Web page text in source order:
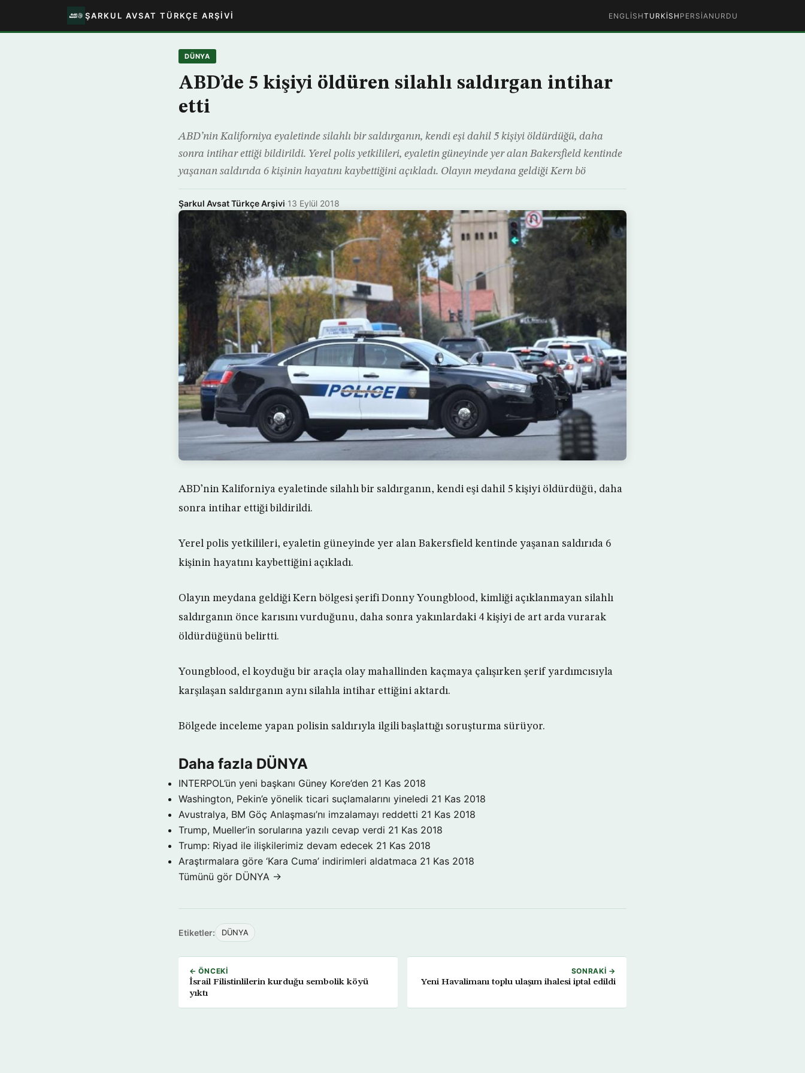
ŞARKUL AVSAT TÜRKÇE ARŞIVI ENGLISHTURKISH PERSIAN URDU
DÜNYA
ABD’de 5 kişiyi öldüren silahlı saldırgan intihar
etti
ABD’nin Kaliforniya eyaletinde silahlı bir saldırganın, kendi eşi dahil 5 kişiyi öldürdüğü, daha
sonra intihar ettiği bildirildi. Yerel polis yetkilileri, eyaletin güneyinde yer alan Bakersfield kentinde
yaşanan saldırıda 6 kişinin hayatını kaybettiğini açıkladı. Olayın meydana geldiği Kern bö
Şarkul Avsat Türkçe Arşivi·13 Eylül 2018
ABD’nin Kaliforniya eyaletinde silahlı bir saldırganın, kendi eşi dahil 5 kişiyi öldürdüğü, daha
sonra intihar ettiği bildirildi.
Yerel polis yetkilileri, eyaletin güneyinde yer alan Bakersfield kentinde yaşanan saldırıda 6
kişinin hayatını kaybettiğini açıkladı.
Olayın meydana geldiği Kern bölgesi şerifi Donny Youngblood, kimliği açıklanmayan silahlı
saldırganın önce karısını vurduğunu, daha sonra yakınlardaki 4 kişiyi de art arda vurarak
öldürdüğünü belirtti.
Youngblood, el koyduğu bir araçla olay mahallinden kaçmaya çalışırken şerif yardımcısıyla
karşılaşan saldırganın aynı silahla intihar ettiğini aktardı.
Bölgede inceleme yapan polisin saldırıyla ilgili başlattığı soruşturma sürüyor.
Daha fazla DÜNYA
INTERPOL’ün yeni başkanı Güney Kore’den 21 Kas 2018
Washington, Pekin’e yönelik ticari suçlamalarını yineledi 21 Kas 2018
Avustralya, BM Göç Anlaşması’nı imzalamayı reddetti 21 Kas 2018
Trump, Mueller’in sorularına yazılı cevap verdi 21 Kas 2018
Trump: Riyad ile ilişkilerimiz devam edecek 21 Kas 2018
Araştırmalara göre ‘Kara Cuma’ indirimleri aldatmaca 21 Kas 2018
Tümünü gör DÜNYA →
Etiketler: DÜNYA
← ÖNCEKI
İsrail Filistinlilerin kurduğu sembolik köyü
yıktı
SONRAKI →
Yeni Havalimanı toplu ulaşım ihalesi iptal edildi